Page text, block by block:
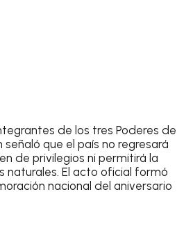
de los tres Poderes de
señaló que el país no regresará
de privilegios ni permitirá la
naturales. El acto oficial formó
nacional del aniversario